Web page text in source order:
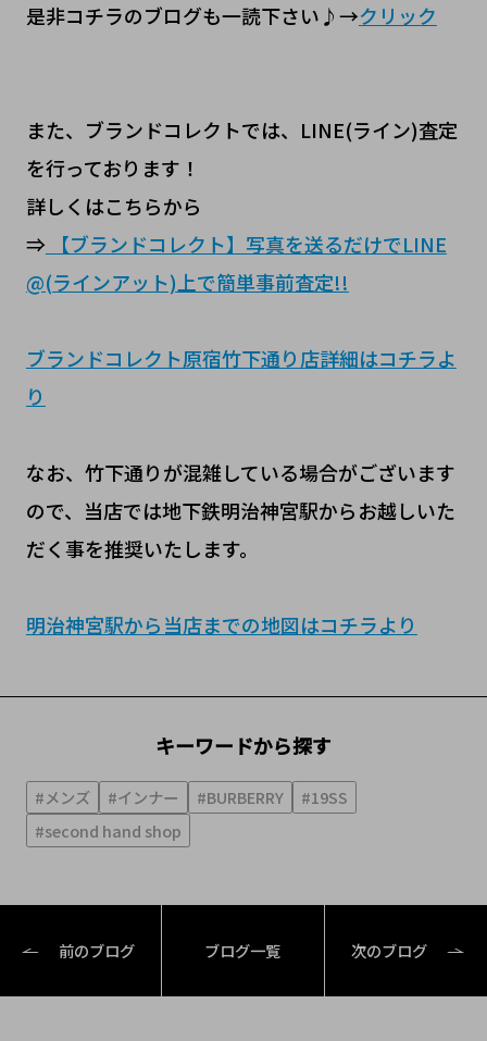
是非コチラのブログも一読下さい♪→クリック
また、ブランドコレクトでは、LINE(ライン)査定
を行っております！
詳しくはこちらから
⇒【ブランドコレクト】写真を送るだけでLINE
@(ラインアット)上で簡単事前査定!!
ブランドコレクト原宿竹下通り店詳細はコチラよ
り
なお、竹下通りが混雑している場合がございます
ので、当店では地下鉄明治神宮駅からお越しいた
だく事を推奨いたします。
明治神宮駅から当店までの地図はコチラより
キーワードから探す
#メンズ #インナー #BURBERRY
#19SS
#second hand shop
前のブログ ブログ一覧 次のブログ